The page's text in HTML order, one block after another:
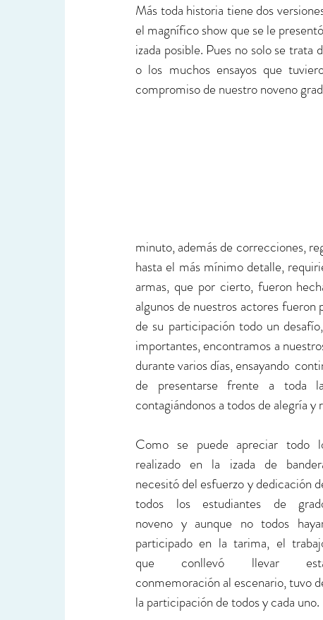
Más toda historia tiene dos
el magnífico show que se le
izada posible. Pues no solo se
o los muchos ensayos que
compromiso de nuestro noveno
minuto, además de correcciones,
hasta el más mínimo detalle,
armas, que por cierto, fueron
algunos de nuestros actores fueron
de su participación todo un
importantes, encontramos a
durante varios días, ensayando
de presentarse frente a toda
contagiándonos a todos de alegría y
Como se puede apreciar todo
realizado en la izada de
necesitó del esfuerzo y dedicación
todos los estudiantes de
noveno y aunque no todos
participado en la tarima, el
que conllevó llevar
conmemoración al escenario, tuvo
la participación de todos y cada uno.